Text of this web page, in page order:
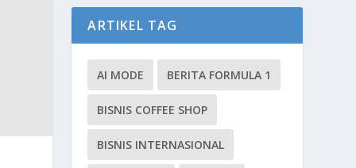
ARTIKEL TAG
AI MODE BERITA FORMULA 1
BISNIS COFFEE SHOP
BISNIS INTERNASIONAL